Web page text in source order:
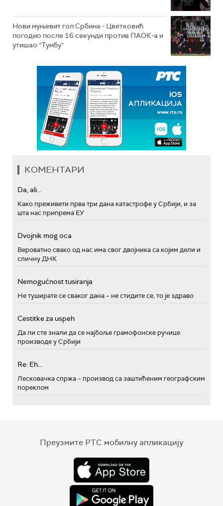
Нови муњевит гол Србина - Цветковић
погодио после 16 секунди против ПАОК-а и
утишао "Тумбу"
КОМЕНТАРИ
Da, ali...
Како преживети прва три дана катастрофе у Србији, и за
шта нас припрема ЕУ
Dvojnik mog oca
Вероватно свако од нас има свог двојника са којим дели и
сличну ДНК
Nemogućnost tusiranja
Не туширате се сваког дана – не стидите се, то је здраво
Cestitke za uspeh
Да ли сте знали да се најбоље грамофонске ручице
производе у Србији
Re: Eh...
Лесковачка спржа – производ са заштићеним географским
пореклом
Преузмите РТС мобилну апликацију